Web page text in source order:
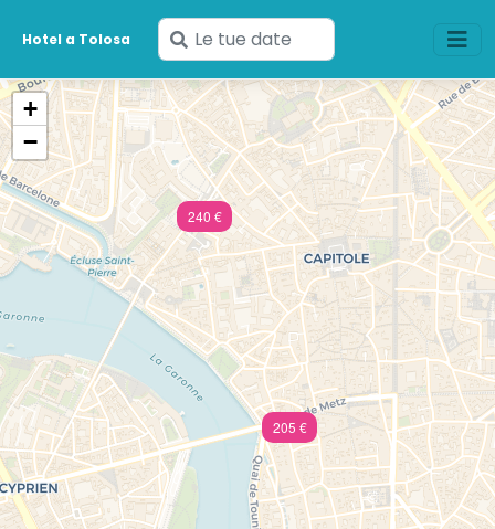
Hotel a Tolosa
Inserisci
le
tue
date
205 €
240 €
+
−